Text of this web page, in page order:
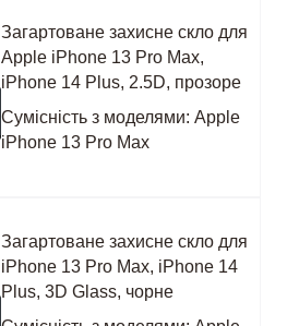
Загартоване захисне скло для
Apple iPhone 13 Pro Max,
iPhone 14 Plus, 2.5D, прозоре
Сумісність з моделями: Apple
iPhone 13 Pro Max
Загартоване захисне скло для
iPhone 13 Pro Max, iPhone 14
Plus, 3D Glass, чорне